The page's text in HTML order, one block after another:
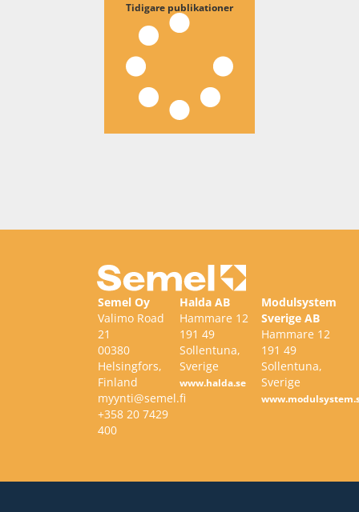
Tidigare publikationer
Semel Oy
Valimo Road
21
00380
Helsingfors,
Finland
myynti@semel.fi
+358 20 7429
400
Halda AB
Hammare 12
191 49
Sollentuna,
Sverige
www.halda.se
Modulsystem
Sverige AB
Hammare 12
191 49
Sollentuna,
Sverige